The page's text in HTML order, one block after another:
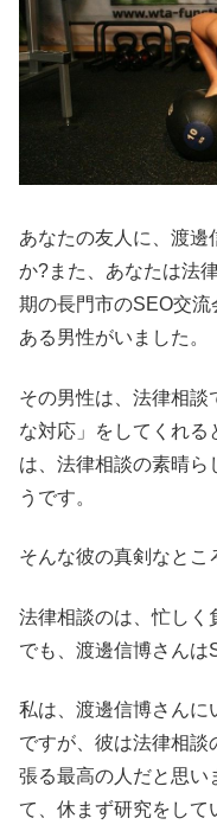
あなたの友人に、渡邊
か?また、あなたは法
期の長門市のSEO交
ある男性がいました。
その男性は、法律相
な対応」をしてくれる
は、法律相談の素晴ら
うです。
そんな彼の真剣なとこ
法律相談のは、忙しく
でも、渡邊信博さんは
私は、渡邊信博さんに
ですが、彼は法律相
張る最高の人だと思い
て、休まず研究をし